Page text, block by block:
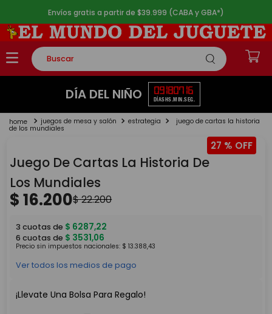
Envíos gratis a partir de $39.999 (CABA y GBA*)
Buscar
TÉRMINOS MÁS BUSCADOS
2.
lego
4.
monopatin
5. toy story
DÍA DEL NIÑO 09
DÍAS
18
HS.
07
MIN.
16
SEG.
juegos de mesa y salón estrategia juego de cartas la historia
de los mundiales
27 %
Juego De Cartas La Historia De
Los Mundiales
$16.200$22.200
3 cuotas de $ 6287,22
6 cuotas de $ 3531,06
Precio sin impuestos nacionales: $ 13.388,43
Ver todos los medios de pago
¡Llevate Una Bolsa Para Regalo!